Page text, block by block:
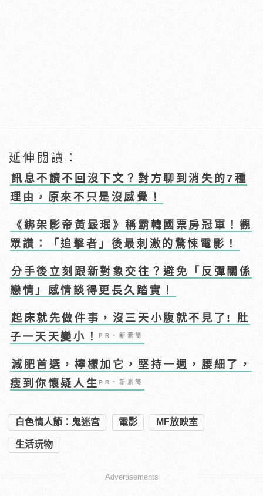
延伸閱讀：
訊息不讀不回沒下文？對方聊到消失的7種
理由，原來不只是沒感覺！
《綁架影帝黃晸珉》稱霸韓國票房冠軍！觀
眾讚：「追擊者」後最刺激的驚悚電影！
分手後立刻跟新對象交往？避免「反彈關係
戀情」感情談得更長久踏實！
起床就先做件事，沒三天小腹就不見了! 肚
子一天天變小！PR・新素簡
減肥首選，檸檬加它，堅持一週，腰細了，
瘦到你懷疑人生PR・新素簡
白色情人節：鬼迷宮 電影 MF放映室
生活玩物
Advertisements